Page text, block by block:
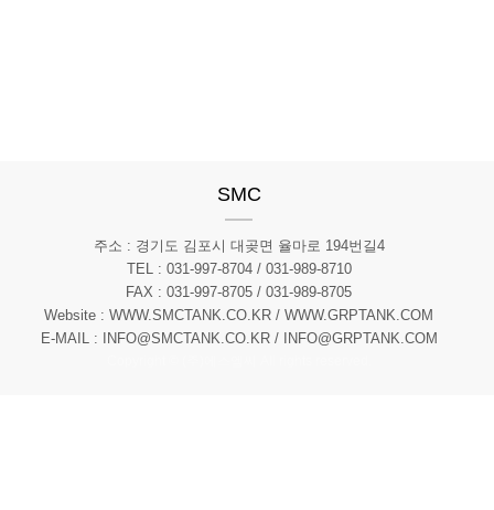
SMC
주소 : 경기도 김포시 대곶면 율마로 194번길4
TEL : 031-997-8704 / 031-989-8710
FAX : 031-997-8705 / 031-989-8705
Website : WWW.SMCTANK.CO.KR / WWW.GRPTANK.COM
E-MAIL : INFO@SMCTANK.CO.KR / INFO@GRPTANK.COM